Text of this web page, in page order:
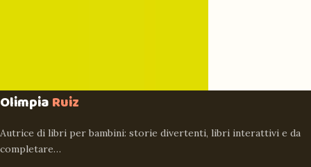
OlimpiaRuiz
Autrice di libri per bambini: storie divertenti, libri interattivi e da
completare…